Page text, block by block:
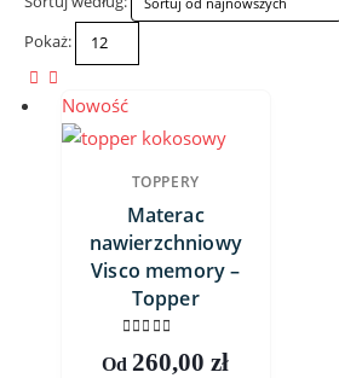
Pokaż:
Nowość
TOPPERY
Materac
nawierzchniowy
Visco memory –
Topper
Od 260,00zł